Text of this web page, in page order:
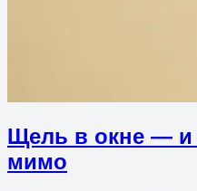
Щель в окне — и
мимо